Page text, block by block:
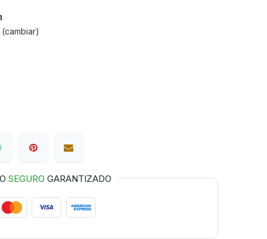
(cambiar)
SEGURO GARANTIZADO